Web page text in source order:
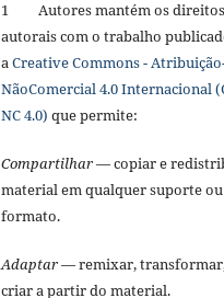
1 Autores mantém os direitos
autorais com o trabalho
aCreative Commons -
NãoComercial 4.0 Internacional
NC 4.0) que permite:
Compartilhar— copiar e
material em qualquer suporte ou
formato.
Adaptar— remixar,
criar a partir do material.